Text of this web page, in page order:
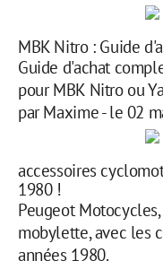
MBK Nitro : Guide
Guide d'achat
pour MBK Nitro ou
parMaxime-le 02
accessoires
1980 !
Peugeot
mobylette, avec les
années 1980.